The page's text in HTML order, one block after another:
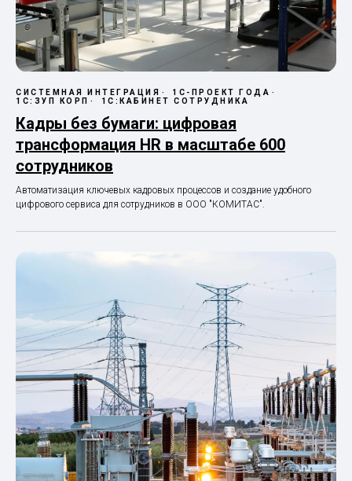
СИСТЕМНАЯ ИНТЕГРАЦИЯ
1С-ПРОЕКТ ГОДА
1С:ЗУП КОРП
1С:КАБИНЕТ СОТРУДНИКА
Кадры без бумаги: цифровая
трансформация HR в масштабе 600
сотрудников
Автоматизация ключевых кадровых процессов и создание удобного
цифрового сервиса для сотрудников в ООО "КОМИТАС".